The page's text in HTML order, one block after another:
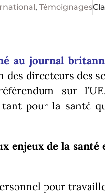
, Témoignages
au journal
des directeurs des
sur
pour la santé
enjeux de la santé
pour